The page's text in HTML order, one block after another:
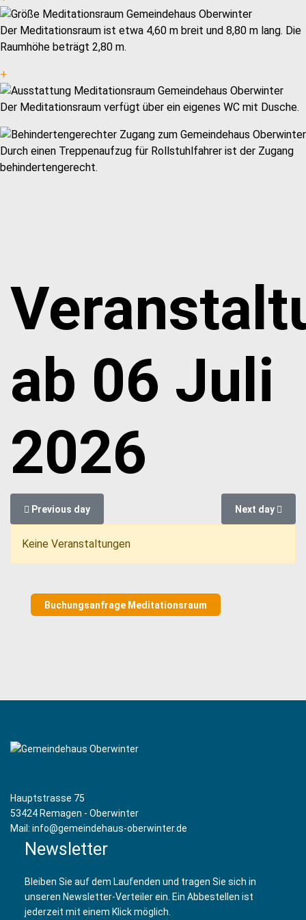
Der Meditationsraum ist etwa 4,60 m breit und 8,80 m lang. Die
Raumhöhe beträgt 2,80 m.
+
Der Meditationsraum verfügt über ein eigenes WC mit Dusche.
Durch einen Treppenaufzug für Rollstuhlfahrer ist der Zugang
behindertengerecht.
ab 06 Juli
2026
Previous day Next day
Keine Veranstaltungen
Buchungsanfrage Meditationsraum
Hauptstrasse 75
53424 Remagen - Oberwinter
Mail: info@gemeindehaus-oberwinter.de
Newsletter
Bleiben Sie auf dem Laufenden und tragen Sie sich in
unseren Newsletter-Verteiler ein. Ein Abbestellen ist
jederzeit mit einem Klick möglich.